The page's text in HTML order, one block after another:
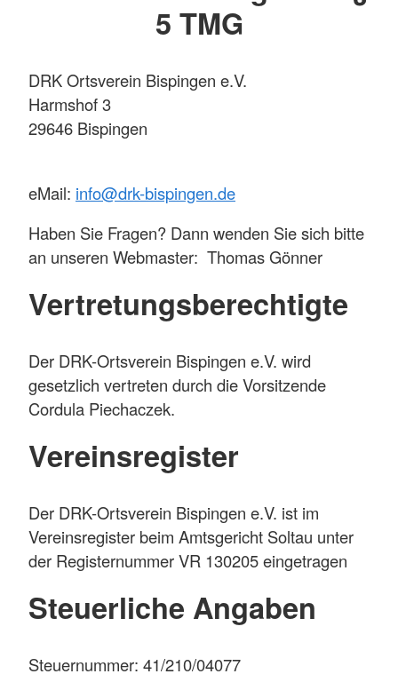
5 TMG
DRK Ortsverein Bispingen e.V.
Harmshof 3
29646 Bispingen
eMail: info@drk-bispingen.de
Haben Sie Fragen? Dann wenden Sie sich bitte
an unseren Webmaster: Thomas Gönner
Vertretungsberechtigte
Der DRK-Ortsverein Bispingen e.V. wird
gesetzlich vertreten durch die Vorsitzende
Cordula Piechaczek.
Vereinsregister
Der DRK-Ortsverein Bispingen e.V. ist im
Vereinsregister beim Amtsgericht Soltau unter
der Registernummer VR 130205 eingetragen
Steuerliche Angaben
Steuernummer: 41/210/04077